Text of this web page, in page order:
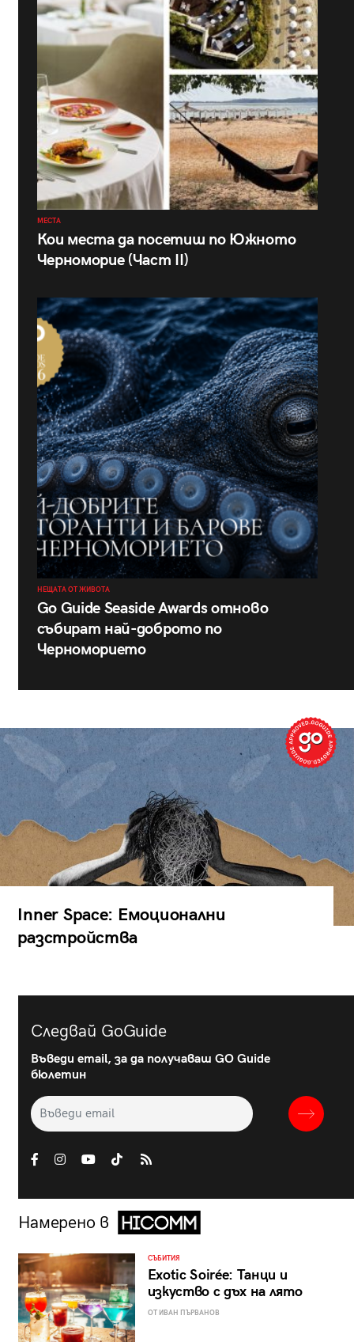
МЕСТА
Кои места да посетиш по Южното
Черноморие (Част II)
НЕЩАТА ОТ ЖИВОТА
Go Guide Seaside Awards отново
събират най-доброто по
Черноморието
Inner Space: Емоционални
разстройства
Следвай GoGuide
Въведи email, за да получаваш GO Guide
бюлетин
Намерено в
СЪБИТИЯ
Exotic Soirée: Танци и
изкуство с дъх на лято
ОТ ИВАН ПЪРВАНОВ